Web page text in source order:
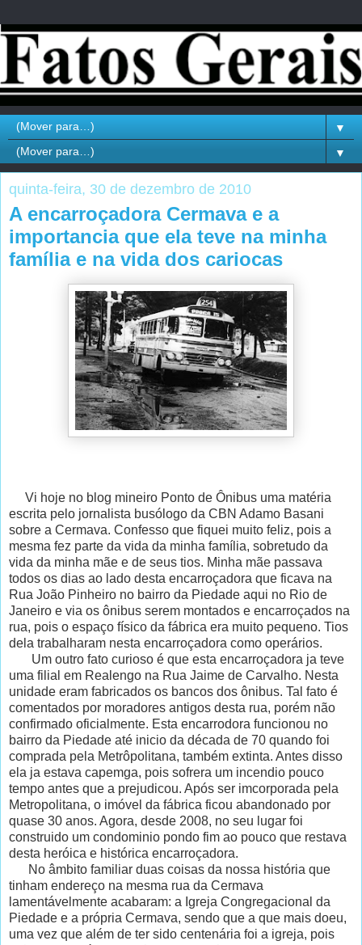
▼
▼
quinta-feira, 30 de dezembro de 2010
A encarroçadora Cermava e a
importancia que ela teve na minha
família e na vida dos cariocas
Vi hoje no blog mineiro Ponto de Ônibus uma matéria
escrita pelo jornalista busólogo da CBN Adamo Basani
sobre a Cermava. Confesso que fiquei muito feliz, pois a
mesma fez parte da vida da minha família, sobretudo da
vida da minha mãe e de seus tios. Minha mãe passava
todos os dias ao lado desta encarroçadora que ficava na
Rua João Pinheiro no bairro da Piedade aqui no Rio de
Janeiro e via os ônibus serem montados e encarroçados na
rua, pois o espaço físico da fábrica era muito pequeno. Tios
dela trabalharam nesta encarroçadora como operários.
Um outro fato curioso é que esta encarroçadora ja teve
uma filial em Realengo na Rua Jaime de Carvalho. Nesta
unidade eram fabricados os bancos dos ônibus. Tal fato é
comentados por moradores antigos desta rua, porém não
confirmado oficialmente. Esta encarrodora funcionou no
bairro da Piedade até inicio da década de 70 quando foi
comprada pela Metrôpolitana, também extinta. Antes disso
ela ja estava capemga, pois sofrera um incendio pouco
tempo antes que a prejudicou. Após ser imcorporada pela
Metropolitana, o imóvel da fábrica ficou abandonado por
quase 30 anos. Agora, desde 2008, no seu lugar foi
construido um condominio pondo fim ao pouco que restava
desta heróica e histórica encarroçadora.
No âmbito familiar duas coisas da nossa história que
tinham endereço na mesma rua da Cermava
lamentávelmente acabaram: a Igreja Congregacional da
Piedade e a própria Cermava, sendo que a que mais doeu,
uma vez que além de ter sido centenária foi a igreja, pois